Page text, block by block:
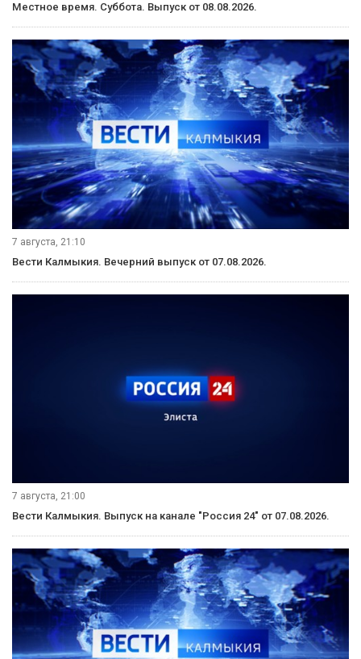
Местное время. Суббота. Выпуск от 08.08.2026.
7 августа, 21:10
Вести Калмыкия. Вечерний выпуск от 07.08.2026.
7 августа, 21:00
Вести Калмыкия. Выпуск на канале "Россия 24" от 07.08.2026.